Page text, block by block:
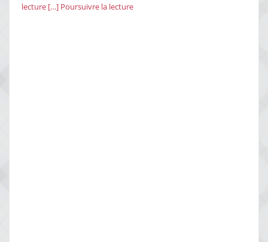
lecture […] Poursuivre la lecture